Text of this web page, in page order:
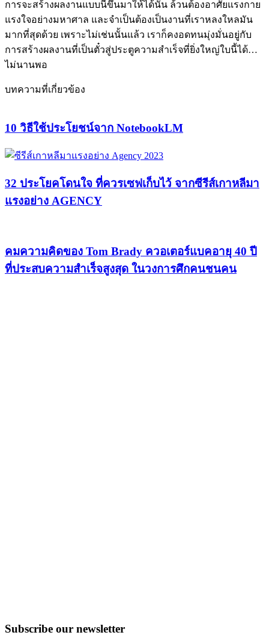
การจะสร้างผลงานแบบนี้ขึ้นมาให้ได้นั้น ล้วนต้องอาศัยแรงกาย
แรงใจอย่างมหาศาล และจำเป็นต้องเป็นงานที่เราหลงใหลมัน
มากที่สุดด้วย เพราะไม่เช่นนั้นแล้ว เราก็คงอดทนมุ่งมั่นอยู่กับ
การสร้างผลงานที่เป็นตั๋วสู่ประตูความสำเร็จที่ยิ่งใหญ่ใบนี้ได้…
ไม่นานพอ
บทความที่เกี่ยวข้อง
10 วิธีใช้ประโยชน์จาก NotebookLM
32 ประโยคโดนใจ ที่ควรเซฟเก็บไว้ จากซีรีส์เกาหลีมา
แรงอย่าง AGENCY
คมความคิดของ Tom Brady ควอเตอร์แบคอายุ 40 ปี
ที่ประสบความสำเร็จสูงสุด ในวงการศึกคนชนคน
Subscribe our newsletter